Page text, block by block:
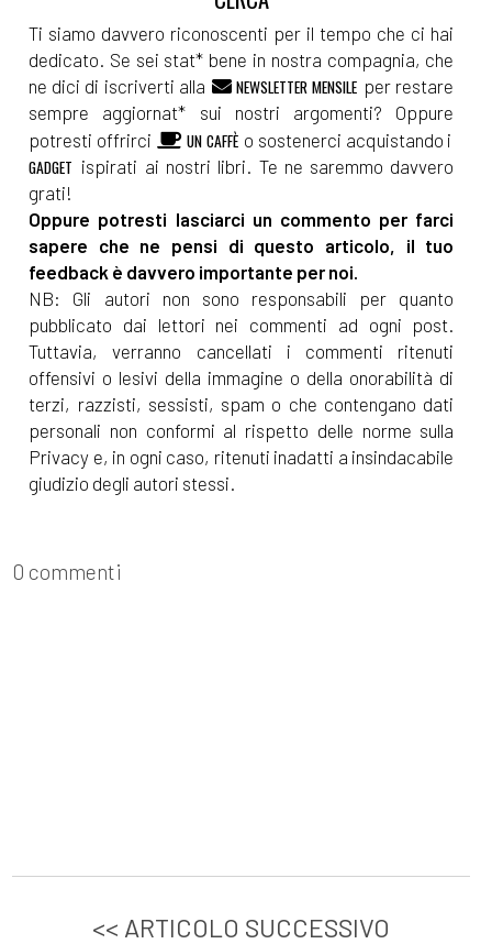
Ti siamo davvero riconoscenti per il tempo che ci hai
dedicato. Se sei stat* bene in nostra compagnia, che
ne dici di iscriverti alla
NEWSLETTER MENSILE per restare
sempre aggiornat* sui nostri argomenti? Oppure
potresti offrirci
UN CAFFÈ o sostenerci acquistando i
GADGET ispirati ai nostri libri. Te ne saremmo davvero
grati!
Oppure potresti lasciarci un commento per farci
sapere che ne pensi di questo articolo, il tuo
feedback è davvero importante per noi.
NB: Gli autori non sono responsabili per quanto
pubblicato dai lettori nei commenti ad ogni post.
Tuttavia, verranno cancellati i commenti ritenuti
offensivi o lesivi della immagine o della onorabilità di
terzi, razzisti, sessisti, spam o che contengano dati
personali non conformi al rispetto delle norme sulla
Privacy e, in ogni caso, ritenuti inadatti a insindacabile
giudizio degli autori stessi.
0 commenti
<< ARTICOLO SUCCESSIVO